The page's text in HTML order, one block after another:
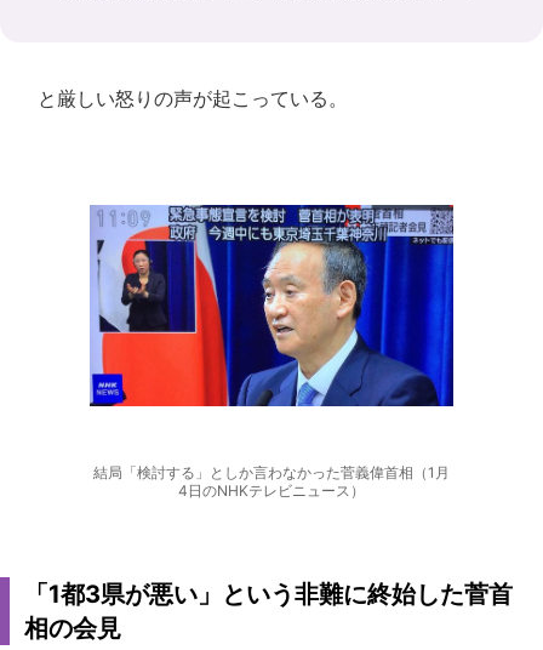
と厳しい怒りの声が起こっている。
結局「検討する」としか言わなかった菅義偉首相（1月
4日のNHKテレビニュース）
「1都3県が悪い」という非難に終始した菅首
相の会見